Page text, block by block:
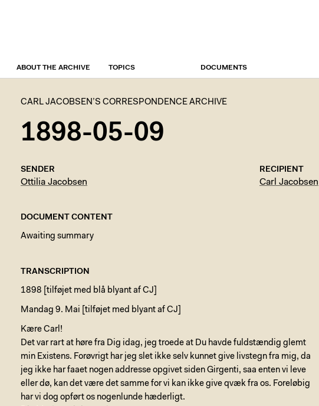
ABOUT THE ARCHIVE TOPICS DOCUMENTS
CARL JACOBSEN’S CORRESPONDENCE ARCHIVE
1898-05-09
SENDER
Ottilia Jacobsen
RECIPIENT
Carl Jacobsen
DOCUMENT CONTENT
Awaiting summary
TRANSCRIPTION
1898 [tilføjet med blå blyant af CJ]
Mandag 9. Mai [tilføjet med blyant af CJ]
Kære Carl!
Det var rart at høre fra Dig idag, jeg troede at Du havde fuldstændig glemt
min Existens. Forøvrigt har jeg slet ikke selv kunnet give livstegn fra mig, da
jeg ikke har faaet nogen addresse opgivet siden Girgenti, saa enten vi leve
eller dø, kan det være det samme for vi kan ikke give qvæk fra os. Foreløbig
har vi dog opført os nogenlunde hæderligt.